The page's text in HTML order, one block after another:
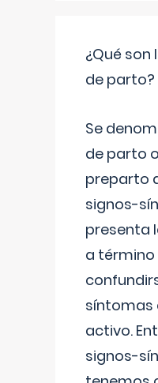
¿Qué
de parto?
Se
de parto
preparto
signos-
presenta
a término
síntomas
activo.
signos-